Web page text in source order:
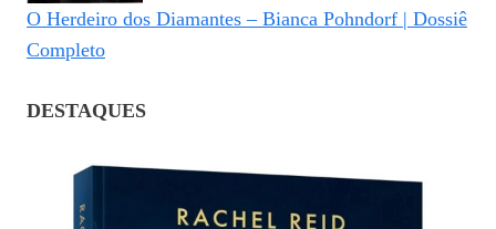
O Herdeiro dos Diamantes – Bianca Pohndorf | Dossiê
Completo
DESTAQUES